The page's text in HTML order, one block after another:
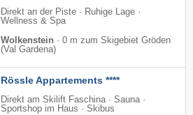
Direkt an der Piste · Ruhige Lage ·
Wellness & Spa
Wolkenstein · 0 m zum Skigebiet Gröden
(Val Gardena)
Rössle Appartements ****
Direkt am Skilift Faschina · Sauna ·
Sportshop im Haus · Skibus